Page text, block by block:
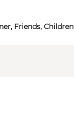
Friends, Children